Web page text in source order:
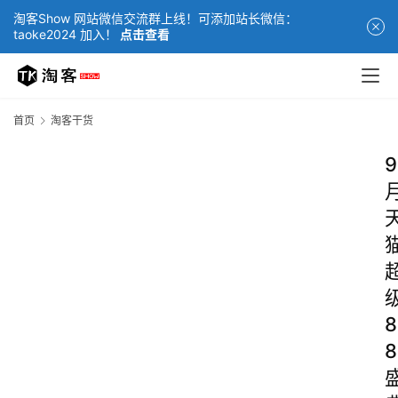
淘客Show 网站微信交流群上线！可添加站长微信：
taoke2024 加入！
点击查看
首页 淘客干货
9
8
8